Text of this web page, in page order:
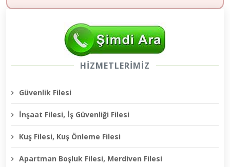
HİZMETLERİMİZ
Güvenlik Filesi
İnşaat Filesi, İş Güvenliği Filesi
Kuş Filesi, Kuş Önleme Filesi
Apartman Boşluk Filesi, Merdiven Filesi